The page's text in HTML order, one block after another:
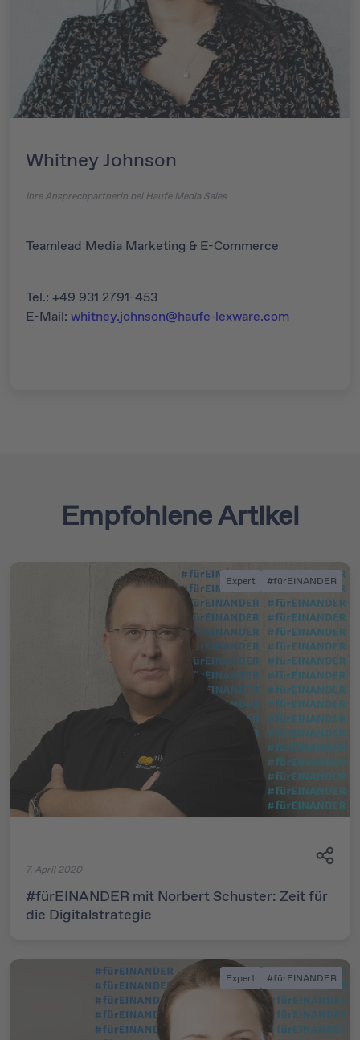
Whitney Johnson
Ihre Ansprechpartnerin bei Haufe Media Sales
Teamlead Media Marketing & E-Commerce
Tel.: +49 931 2791-453
E-Mail: whitney.johnson@haufe-lexware.com
Empfohlene Artikel
Expert #fürEINANDER
7. April 2020
#fürEINANDER mit Norbert Schuster: Zeit für
die Digitalstrategie
Expert #fürEINANDER